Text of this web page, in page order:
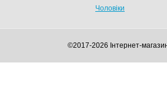
Чоловіки
©2017-2026 Інтернет-